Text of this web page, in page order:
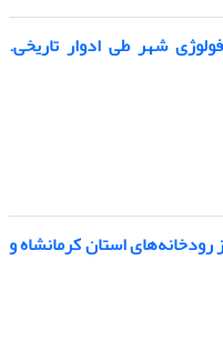
شهر طی ادوار تاریخی.
استان کرمانشاه و